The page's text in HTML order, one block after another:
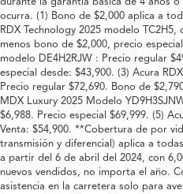
ocurra. (1) Bono de $2,000 aplica a
RDX Technology 2025 modelo
menos bono de $2,000, precio
modelo DE4H2RJW : Precio regular
especial desde: $43,900. (3) Acura
Precio regular $72,690. Bono de
MDX Luxury 2025 Modelo
$6,988. Precio especial $69,999. (5)
Venta: $54,900. **Cobertura de por
transmisión y diferencial) aplica a
a partir del 6 de abril del 2024, con
nuevos vendidos, no importa el año.
asistencia en la carretera solo para